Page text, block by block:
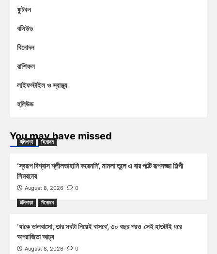
ফুটবল
বলিউড
বিনোদন
রাশিফল
লাইফস্টাইল ও স্বাস্থ্য
হলিউড
You may have missed
টলিপাড়া বিনোদন
‘স্বরূপ বিশ্বাস শ্লীলতাহানি করেননি’, মামলা তুলে এ বার পাল্টি রূপসজ্জা শিল্পী
সিমরনের
August 8, 2026 0
টলিপাড়া বিনোদন
‘যাকে ভালবাসো, তার সবটা নিয়েই বাসবে’, ৩০ বছর পরও সেই হাতটাই ধরে
অপরাজিতা আঢ্য
August 8, 2026 0